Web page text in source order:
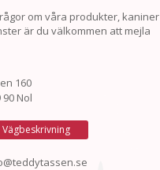
om våra produkter, kaniner
är du välkommen att mejla
160
90 Nol
Vägbeskrivning